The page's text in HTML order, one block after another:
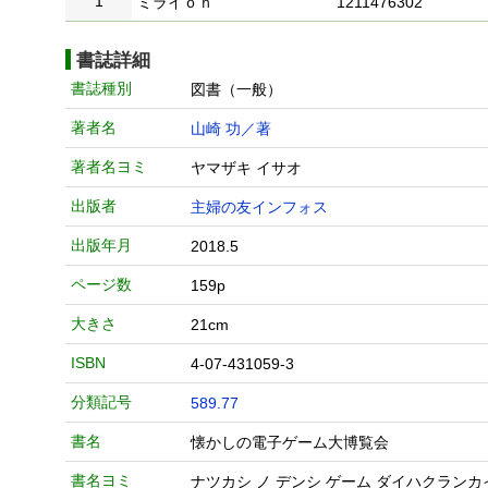
書誌詳細
書誌種別 図書（一般）
著者名 山崎 功／著
著者名ヨミ ヤマザキ イサオ
出版者 主婦の友インフォス
出版年月 2018.5
ページ数 159p
大きさ 21cm
ISBN 4-07-431059-3
分類記号 589.77
書名 懐かしの電子ゲーム大博覧会
書名ヨミ ナツカシ ノ デンシ ゲーム ダイハクランカ